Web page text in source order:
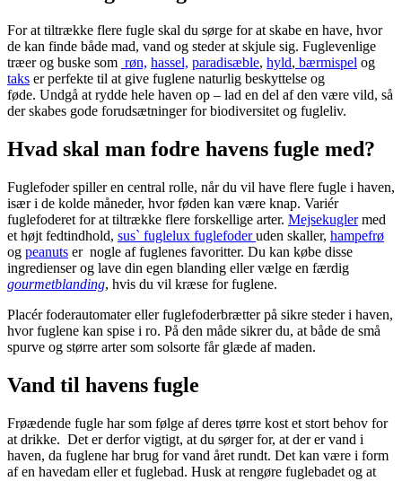
For at tiltrække flere fugle skal du sørge for at skabe en have, hvor
de kan finde både mad, vand og steder at skjule sig. Fuglevenlige
træer og buske som røn, hassel, paradisæble, hyld, bærmispel og
taks er perfekte til at give fuglene naturlig beskyttelse og
føde. Undgå at rydde hele haven op – lad en del af den være vild, så
der skabes gode forudsætninger for biodiversitet og fugleliv.
Hvad skal man fodre havens fugle med?
Fuglefoder spiller en central rolle, når du vil have flere fugle i haven,
især i de kolde måneder, hvor føden kan være knap. Variér
fuglefoderet for at tiltrække flere forskellige arter. Mejsekuglermed
et højt fedtindhold, sus` fuglelux fuglefoderuden skaller, hampefrø
og peanuts er nogle af fuglenes favoritter. Du kan købe disse
ingredienser og lave din egen blanding eller vælge en færdig
gourmetblanding, hvis du vil kræse for fuglene.
Placér foderautomater eller fuglefoderbrætter på sikre steder i haven,
hvor fuglene kan spise i ro. På den måde sikrer du, at både de små
spurve og større arter som solsorte får glæde af maden.
Vand til havens fugle
Frøædende fugle har som følge af deres tørre kost et stort behov for
at drikke. Det er derfor vigtigt, at du sørger for, at der er vand i
haven, da fuglene har brug for vand året rundt. Det kan være i form
af en havedam eller et fuglebad. Husk at rengøre fuglebadet og at